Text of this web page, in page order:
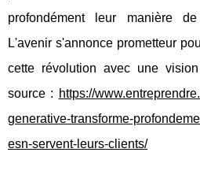
profondément leur manière
L'avenir s'annonce prometteur
cette révolution avec une
source : https://
generative-transforme-
esn-servent-leurs-clients/